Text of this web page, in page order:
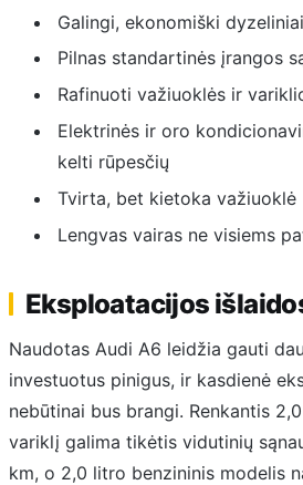
Galingi, ekonomiški
Pilnas standartinės įrangos
Rafinuoti važiuoklės ir
Elektrinės ir oro
kelti rūpesčių
Tvirta, bet kietoka važiuoklė
Lengvas vairas ne visiems
Eksploatacijos
Naudotas Audi A6 leidžia gauti
investuotus pinigus, ir kasdienė
nebūtinai bus brangi. Renkantis
variklį galima tikėtis vidutinių
km, o 2,0 litro benzininis modelis